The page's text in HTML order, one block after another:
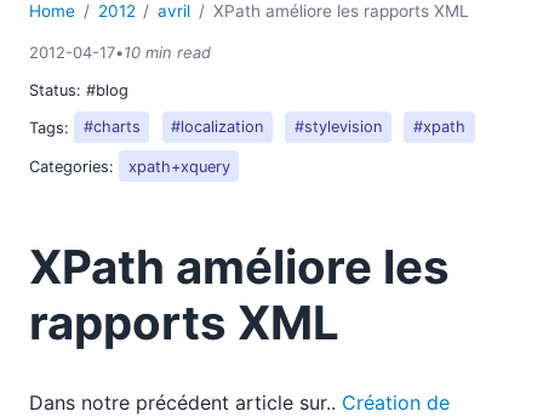
Home 2012 avril XPath améliore les rapports XML
2012-04-17•10 min read
Status: #blog
Tags:
#charts #localization #stylevision #xpath
Categories: xpath+xquery
XPath améliore les
rapports XML
Dans notre précédent article sur.. Création de